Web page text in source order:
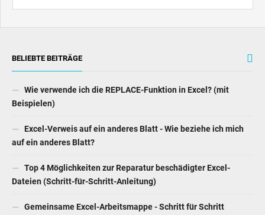
BELIEBTE BEITRÄGE
Wie verwende ich die REPLACE-Funktion in Excel? (mit
Beispielen)
Excel-Verweis auf ein anderes Blatt - Wie beziehe ich mich
auf ein anderes Blatt?
Top 4 Möglichkeiten zur Reparatur beschädigter Excel-
Dateien (Schritt-für-Schritt-Anleitung)
Gemeinsame Excel-Arbeitsmappe - Schritt für Schritt